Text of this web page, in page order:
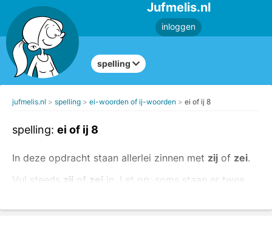
Jufmelis.nl
inloggen
spelling
jufmelis.nl spelling ei-woorden of ij-woorden ei of ij 8
spelling: ei of ij 8
In deze opdracht staan allerlei zinnen met zij of zei.
Vul steeds zij of zei in. Let op: soms staan er twee